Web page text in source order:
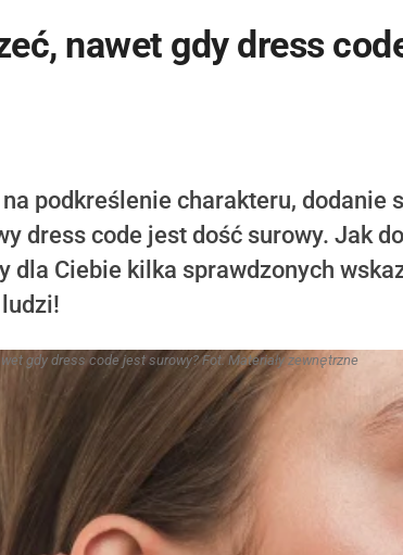
nawet gdy dress
podkreślenie charakteru, dodanie
dress code jest dość surowy. Jak
Ciebie kilka sprawdzonych
gdy dress code jest surowy? Fot. Materiały zewnętrzne